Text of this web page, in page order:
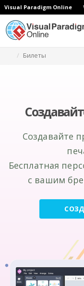
Visual Paradigm Online
Билеты
Создавайте
Бесплатная
с вашим